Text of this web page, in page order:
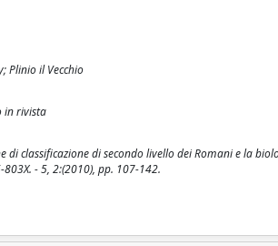
Plinio il Vecchio
in rivista
classificazione di secondo livello dei Romani e la
803X. - 5, 2:(2010), pp. 107-142.